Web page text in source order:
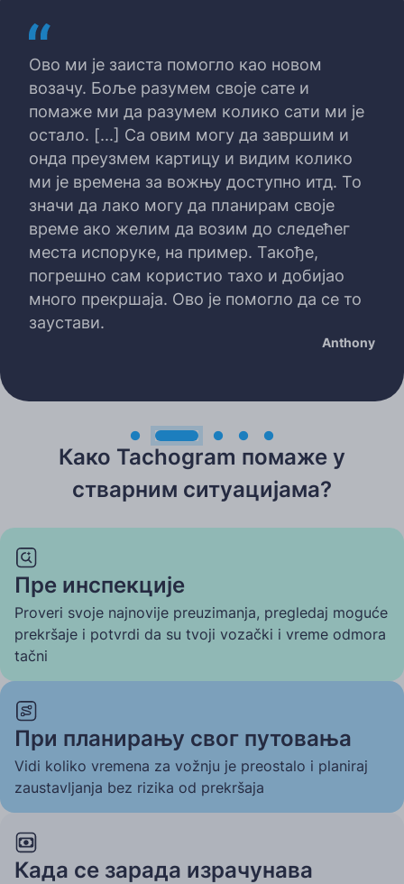
Ово ми је заиста помогло као новом
возачу. Боље разумем своје сате и
помаже ми да разумем колико сати ми је
остало. [...] Са овим могу да завршим и
онда преузмем картицу и видим колико
ми је времена за вожњу доступно итд. То
значи да лако могу да планирам своје
време ако желим да возим до следећег
места испоруке, на пример. Такође,
погрешно сам користио тахо и добијао
много прекршаја. Ово је помогло да се то
заустави.
Anthony
Како Tachogram помаже у
стварним ситуацијама?
Пре инспекције
Proveri svoje najnovije preuzimanja, pregledaj moguće
prekršaje i potvrdi da su tvoji vozački i vreme odmora
tačni
При планирању свог путовања
Vidi koliko vremena za vožnju je preostalo i planiraj
zaustavljanja bez rizika od prekršaja
Када се зарада израчунава